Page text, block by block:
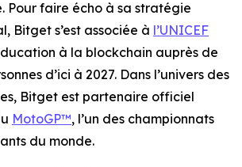
Pour faire écho à sa stratégie
Bitget s’est associée à l’UNICEF
à la blockchain auprès de
d’ici à 2027. Dans l’univers des
Bitget est partenaire officiel
MotoGP™, l’un des championnats
du monde.